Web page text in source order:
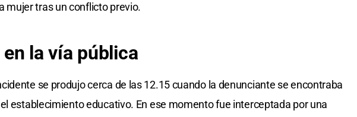
mujer tras un conflicto previo.
la vía pública
se produjo cerca de las 12.15 cuando la denunciante se encontraba
establecimiento educativo. En ese momento fue interceptada por una